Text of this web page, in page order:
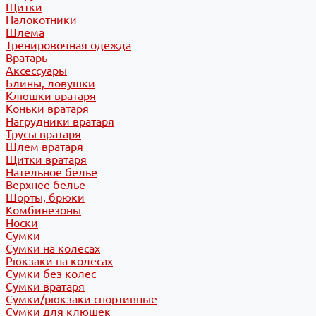
Щитки
Налокотники
Шлема
Тренировочная одежда
Вратарь
Аксессуары
Блины, ловушки
Клюшки вратаря
Коньки вратаря
Нагрудники вратаря
Трусы вратаря
Шлем вратаря
Щитки вратаря
Нательное белье
Верхнее белье
Шорты, брюки
Комбинезоны
Носки
Сумки
Сумки на колесах
Рюкзаки на колесах
Сумки без колес
Сумки вратаря
Сумки/рюкзаки спортивные
Сумки для клюшек